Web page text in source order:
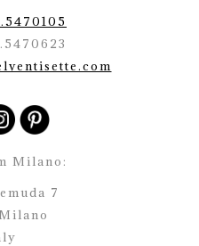
Milano:
7